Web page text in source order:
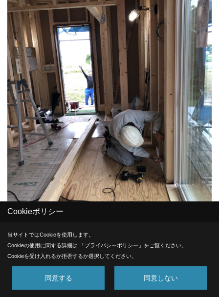
電気工事
内部電気配線工事を行っています。
Cookieポリシー
当サイトではCookieを使用します。
Cookieの使用に関する詳細は 「プライバシーポリシー 」をご覧ください。
Cookieを受け入れるか拒否するか選択してください。
同意する 同意しない